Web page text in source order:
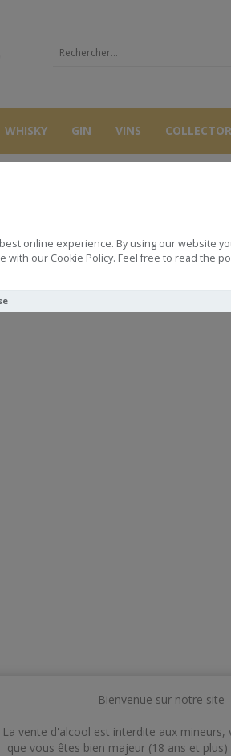
online experience. By using our website
with our Cookie Policy. Feel free to read the
WHISKY GIN VINS
Bienvenue sur notre site
La vente d'alcool est interdite aux mineurs,
que vous êtes bien majeur (18 ans et